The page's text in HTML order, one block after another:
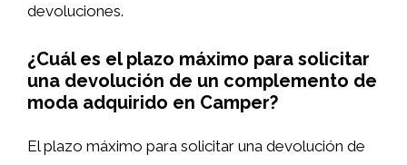
devoluciones.
¿Cuál es el plazo máximo para solicitar
una devolución de un complemento de
moda adquirido en Camper?
El plazo máximo para solicitar una devolución de